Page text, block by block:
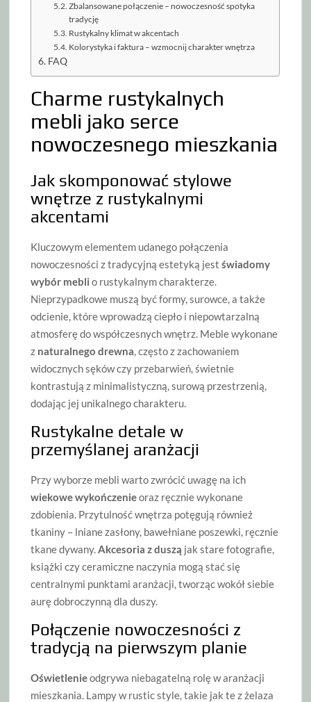
Zbalansowane połączenie – nowoczesność spotyka
tradycję
Rustykalny klimat w akcentach
Kolorystyka i faktura – wzmocnij charakter wnętrza
FAQ
Charme rustykalnych
mebli jako serce
nowoczesnego mieszkania
Jak skomponować stylowe
wnętrze z rustykalnymi
akcentami
Kluczowym elementem udanego połączenia
nowoczesności z tradycyjną estetyką jestświadomy
wybór mebli o rustykalnym charakterze.
Nieprzypadkowe muszą być formy, surowce, a także
odcienie, które wprowadzą ciepło i niepowtarzalną
atmosferę do współczesnych wnętrz. Meble wykonane
z naturalnego drewna, często z zachowaniem
widocznych sęków czy przebarwień, świetnie
kontrastują z minimalistyczną, surową przestrzenią,
dodając jej unikalnego charakteru.
Rustykalne detale w
przemyślanej aranżacji
Przy wyborze mebli warto zwrócić uwagę na ich
wiekowe wykończenieoraz ręcznie wykonane
zdobienia. Przytulność wnętrza potęgują również
tkaniny – lniane zasłony, bawełniane poszewki, ręcznie
tkane dywany.Akcesoria z duszą jak stare fotografie,
książki czy ceramiczne naczynia mogą stać się
centralnymi punktami aranżacji, tworząc wokół siebie
aurę dobroczynną dla duszy.
Połączenie nowoczesności z
tradycją na pierwszym planie
Oświetlenieodgrywa niebagatelną rolę w aranżacji
mieszkania. Lampy w rustic style, takie jak te z żelaza